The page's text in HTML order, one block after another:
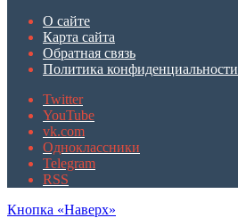
О сайте
Карта сайта
Обратная связь
Политика конфиденциальности
Twitter
YouTube
vk.com
Одноклассники
Telegram
RSS
Кнопка «Наверх»